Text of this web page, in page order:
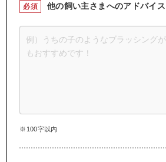
必須 他の飼い主さまへのアドバイス
※100字以内